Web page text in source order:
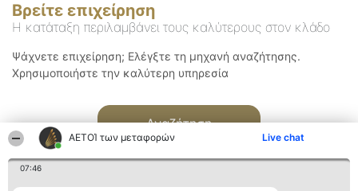
ΑΕΤΟΊ των μεταφορών Live chat
07:46
Βρείτε επιχείρηση
Η κατάταξη περιλαμβάνει τους καλύτερους στον κλάδο
Ψάχνετε επιχείρηση; Ελέγξτε τη μηχανή αναζήτησης.
Χρησιμοποιήστε την καλύτερη υπηρεσία
Αναζήτηση